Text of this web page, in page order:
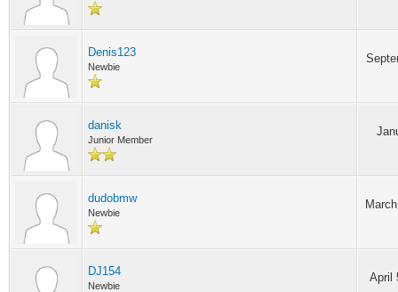
Denis123
Newbie
danisk
Junior Member
dudobmw
Newbie
DJ154
Newbie
April